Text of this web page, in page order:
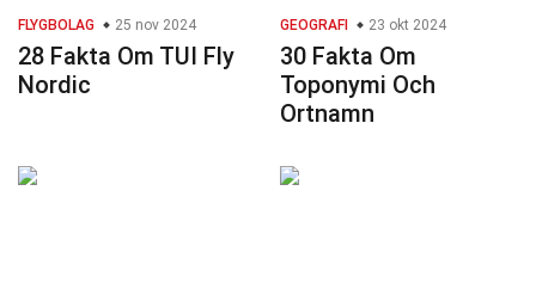
FLYGBOLAG 25 nov 2024
28 Fakta Om TUI Fly
Nordic
GEOGRAFI 23 okt 2024
30 Fakta Om
Toponymi Och
Ortnamn